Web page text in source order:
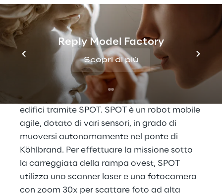
Reply Model Factory
Scopri di più
L’ottimizzazione dei
processi di
manutenzione
Insieme ai partner di progetto Reply e
Boston Dynamics, HPA ha sperimentato
l’utilizzo SPOT per l’ispezione tecnica degli
edifici tramite SPOT. SPOT è un robot mobile
agile, dotato di vari sensori, in grado di
muoversi autonomamente nel ponte di
Köhlbrand. Per effettuare la missione sotto
la carreggiata della rampa ovest, SPOT
utilizza uno scanner laser e una fotocamera
con zoom 30x per scattare foto ad alta